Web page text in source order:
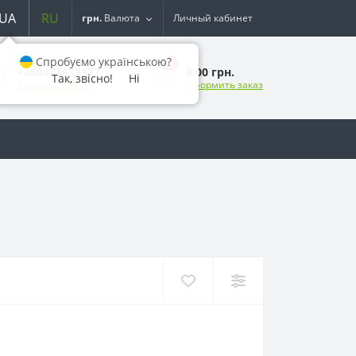
UA RU грн. Валюта Личный кабинет
+380443633377
Заказать звонок
0
0.00 грн.
Оформить заказ
Спробуємо українською?
Так, звісно!
Ні